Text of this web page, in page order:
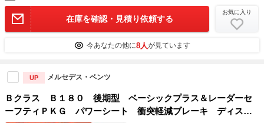
在庫を確認・見積り依頼する
お気に入り
今あなたの他に8人が見ています
UP メルセデス・ベンツ
Ｂクラス Ｂ１８０ 後期型 ベーシックプラス＆レーダーセ
ーフティＰＫＧ パワーシート 衝突軽減ブレーキ ディスト